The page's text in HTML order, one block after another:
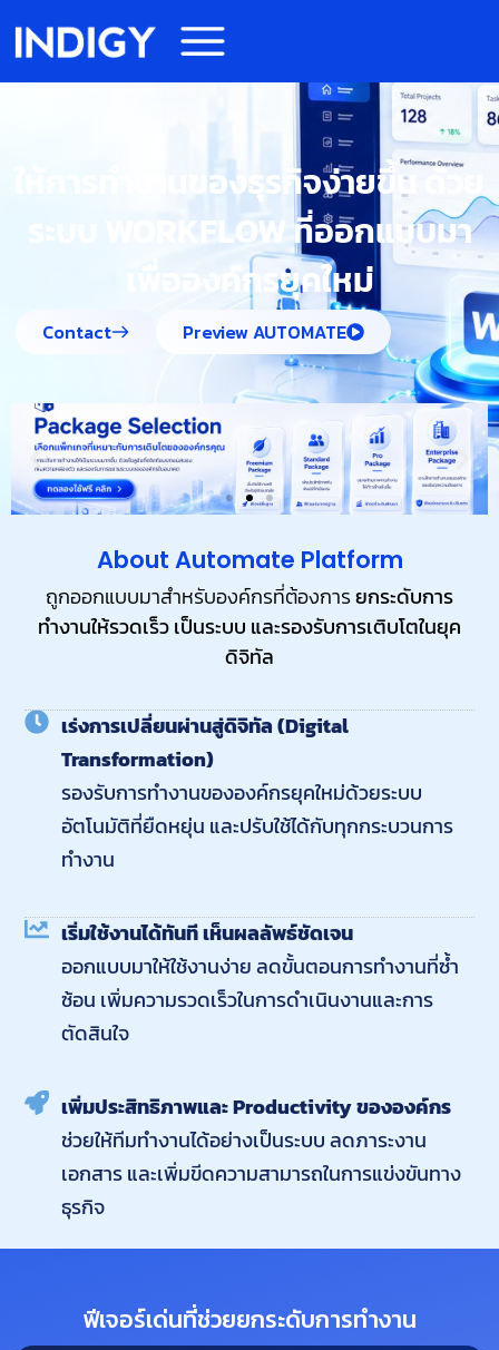
ให้การทำงานของธุรกิจง่ายขึ้น ด้วย
ระบบ WORKFLOW ที่ออกแบบมา
เพื่อองค์กรยุคใหม่
Contact Preview AUTOMATE
About Automate Platform
ถูกออกแบบมาสำหรับองค์กรที่ต้องการยกระดับการ
ทำงานให้รวดเร็วเป็นระบบ และรองรับการเติบโตในยุค
ดิจิทัล
เร่งการเปลี่ยนผ่านสู่ดิจิทัล (Digital
Transformation)
รองรับการทำงานขององค์กรยุคใหม่ด้วยระบบ
อัตโนมัติที่ยืดหยุ่น และปรับใช้ได้กับทุกกระบวนการ
ทำงาน
เริ่มใช้งานได้ทันที เห็นผลลัพธ์ชัดเจน
ออกแบบมาให้ใช้งานง่าย ลดขั้นตอนการทำงานที่ซ้ำ
ซ้อน เพิ่มความรวดเร็วในการดำเนินงานและการ
ตัดสินใจ
เพิ่มประสิทธิภาพและ Productivity ขององค์กร
ช่วยให้ทีมทำงานได้อย่างเป็นระบบ ลดภาระงาน
เอกสาร และเพิ่มขีดความสามารถในการแข่งขันทาง
ธุรกิจ
ฟีเจอร์เด่นที่ช่วยยกระดับการทำงาน